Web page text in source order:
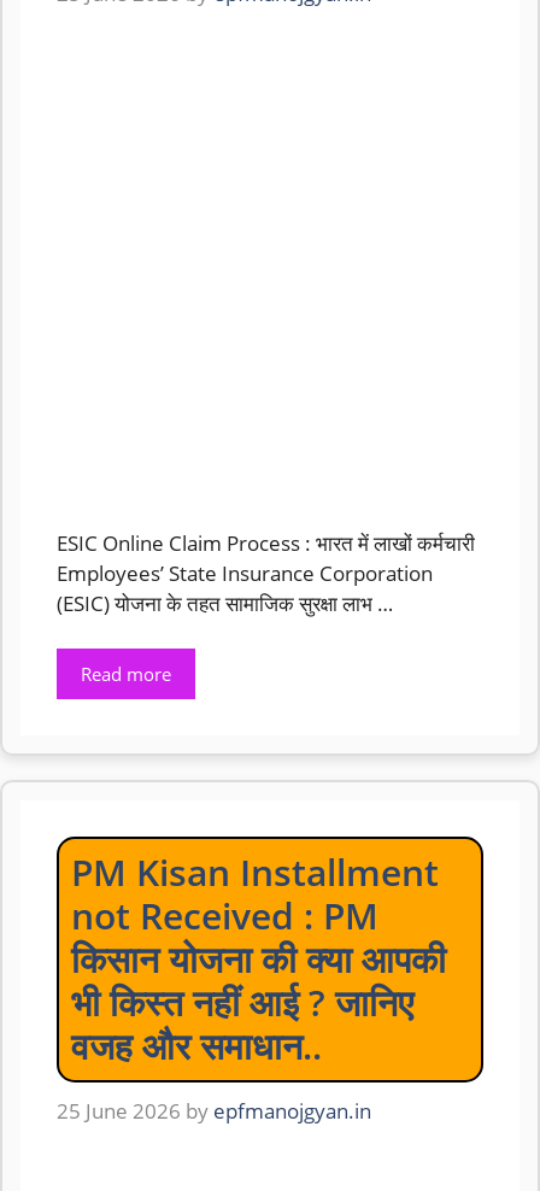
ESIC Online Claim Process : भारत में लाखों कर्मचारी
Employees’ State Insurance Corporation
(ESIC) योजना के तहत सामाजिक सुरक्षा लाभ …
Read more
PM Kisan Installment
not Received : PM
किसान योजना की क्या आपकी
भी किस्त नहीं आई ? जानिए
वजह और समाधान..
25 June 2026 by epfmanojgyan.in